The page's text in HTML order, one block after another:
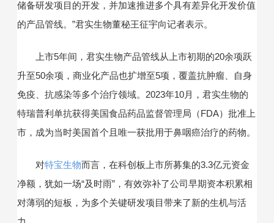
储备研发项目的开发，并加速推进多个具有差异化开发价值
的产品管线。”君实生物董秘王征宇向记者表示。
上市5年间，君实生物产品管线从上市初期的20余项跃
升至50余项，商业化产品也扩增至5项，覆盖抗肿瘤、自身
免疫、抗感染等多个治疗领域。2023年10月，君实生物的
特瑞普利单抗获得美国食品药品监督管理局（FDA）批准上
市，成为当时美国首个且唯一获批用于鼻咽癌治疗的药物。
对特宝生物而言，在科创板上市所募集的3.3亿元资金
净额，犹如一场“及时雨”，有效弥补了公司早期资本积累相
对薄弱的短板，为多个关键研发项目带来了新的生机与活